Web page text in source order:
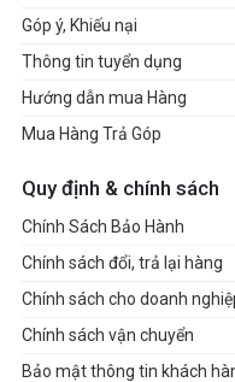
Góp ý, Khiếu nại
Thông tin tuyển dụng
Hướng dẫn mua Hàng
Mua Hàng Trả Góp
Quy định & chính sách
Chính Sách Bảo Hành
Chính sách đổi, trả lại hàng
Chính sách cho doanh
Chính sách vận chuyển
Bảo mật thông tin khách